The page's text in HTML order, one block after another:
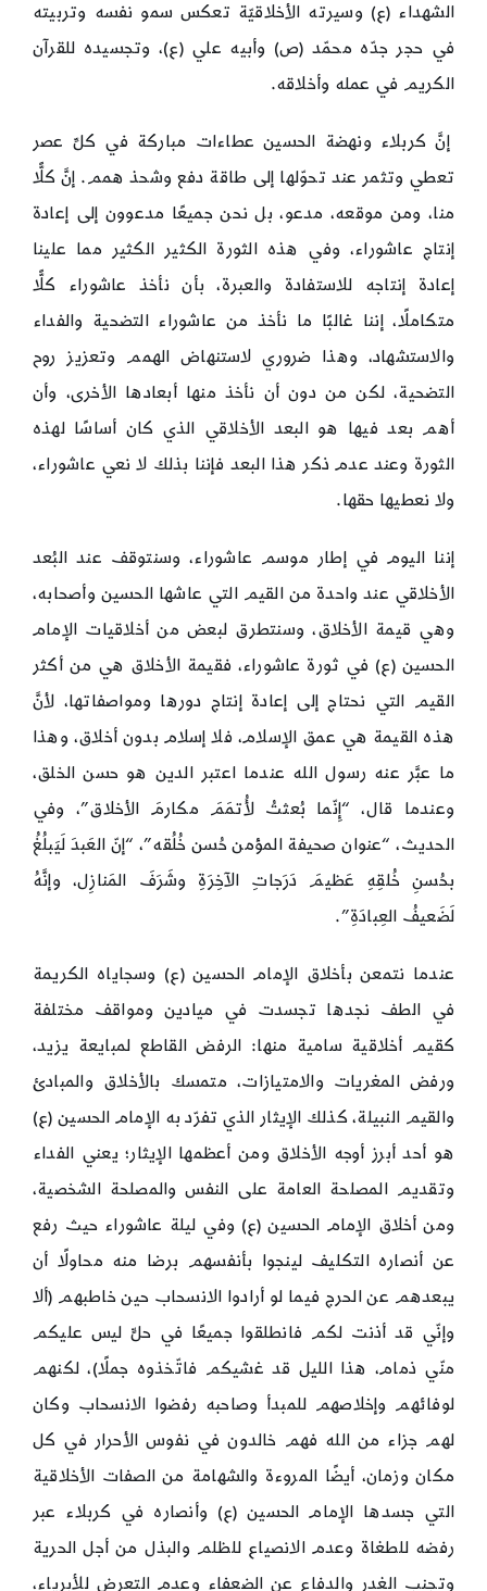
الشهداء (ع) وسيرته الأخلاقيّة تعكس سمو نفسه وتربيته
في حجر جدّه محمّد (ص) وأبيه علي (ع)، وتجسيده للقرآن
الكريم في عمله وأخلاقه.
إنَّ كربلاء ونهضة الحسين عطاءات مباركة في كلِّ عصر
تعطي وتثمر عند تحوّلها إلى طاقة دفع وشحذ همم. إنَّ كلًّا
منا، ومن موقعه، مدعو، بل نحن جميعًا مدعوون إلى إعادة
إنتاج عاشوراء، وفي هذه الثورة الكثير الكثير مما علينا
إعادة إنتاجه للاستفادة والعبرة، بأن نأخذ عاشوراء كلًّا
متكاملًا، إننا غالبًا ما نأخذ من عاشوراء التضحية والفداء
والاستشهاد، وهذا ضروري لاستنهاض الهمم وتعزيز روح
التضحية، لكن من دون أن نأخذ منها أبعادها الأخرى، وأن
أهم بعد فيها هو البعد الأخلاقي الذي كان أساسًا لهذه
الثورة وعند عدم ذكر هذا البعد فإننا بذلك لا نعي عاشوراء،
ولا نعطيها حقها.
إننا اليوم في إطار موسم عاشوراء، وسنتوقف عند البُعد
الأخلاقي عند واحدة من القيم التي عاشها الحسين وأصحابه،
وهي قيمة الأخلاق، وسنتطرق لبعض من أخلاقيات الإمام
الحسين (ع) في ثورة عاشوراء، فقيمة الأخلاق هي من أكثر
القيم التي نحتاج إلى إعادة إنتاج دورها ومواصفاتها، لأنَّ
هذه القيمة هي عمق الإسلام، فلا إسلام بدون أخلاق، وهذا
ما عبَّر عنه رسول الله عندما اعتبر الدين هو حسن الخلق،
وعندما قال، “إِنّما بُعثتُ لأُتمَمَ مكارمَ الأخلاق”، وفي
الحديث، “عنوان صحيفة المؤمن حُسن خُلُقه”، “إنّ العَبدَ لَيَبلُغُ
بحُسنِ خُلقِهِ عَظيمَ دَرَجاتِ الآخِرَةِ وشَرَفَ المَنازِل، وإنَّهُ
لَضَعيفُ العِبادَةِ”.
عندما نتمعن بأخلاق الإمام الحسين (ع) وسجاياه الكريمة
في الطف نجدها تجسدت في ميادين ومواقف مختلفة
كقيم أخلاقية سامية منها: الرفض القاطع لمبايعة يزيد،
ورفض المغريات والامتيازات، متمسك بالأخلاق والمبادئ
والقيم النبيلة، كذلك الإيثار الذي تفرّد به الإمام الحسين (ع)
هو أحد أبرز أوجه الأخلاق ومن أعظمها الإيثار؛ يعني الفداء
وتقديم المصلحة العامة على النفس والمصلحة الشخصية،
ومن أخلاق الإمام الحسين (ع) وفي ليلة عاشوراء حيث رفع
عن أنصاره التكليف لينجوا بأنفسهم برضا منه محاولًا أن
يبعدهم عن الحرج فيما لو أرادوا الانسحاب حين خاطبهم (ألا
وإنّي قد أذنت لكم فانطلقوا جميعًا في حلٍّ ليس عليكم
منّي ذمام، هذا الليل قد غشيكم فاتّخذوه جملًا)، لكنهم
لوفائهم وإخلاصهم للمبدأ وصاحبه رفضوا الانسحاب وكان
لهم جزاء من الله فهم خالدون في نفوس الأحرار في كل
مكان وزمان، أيضًا المروءة والشهامة من الصفات الأخلاقية
التي جسدها الإمام الحسين (ع) وأنصاره في كربلاء عبر
رفضه للطغاة وعدم الانصياع للظلم والبذل من أجل الحرية
وتجنب الغدر والدفاع عن الضعفاء وعدم التعرض للأبرياء،